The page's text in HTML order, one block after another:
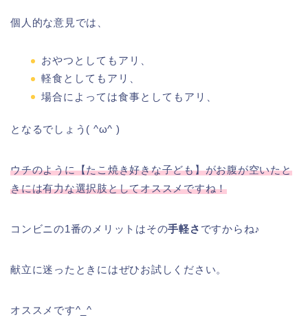
個人的な意見では、
おやつとしてもアリ、
軽食としてもアリ、
場合によっては食事としてもアリ、
となるでしょう( ^ω^ )
ウチのように【たこ焼き好きな子ども】がお腹が空いたと
きには有力な選択肢としてオススメですね！
コンビニの1番のメリットはその手軽さ ですからね♪
献立に迷ったときにはぜひお試しください。
オススメです^_^